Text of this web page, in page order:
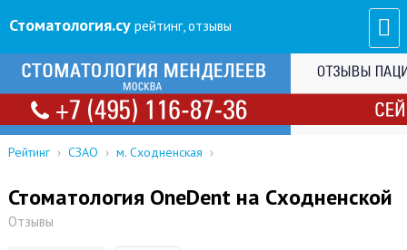
Стоматология.су рейтинг, отзывы
Рейтинг › СЗАО › м. Сходненская ›
Стоматология OneDent на Сходненской
Отзывы